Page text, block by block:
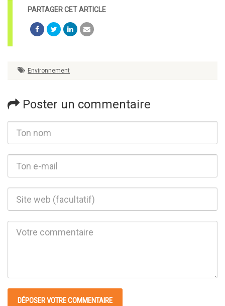
Environnement
Poster un commentaire